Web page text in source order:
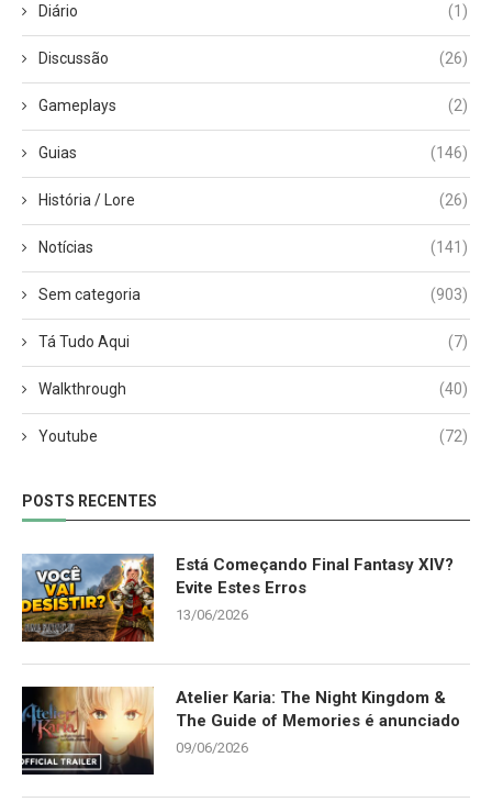
Diário (1)
Discussão (26)
Gameplays (2)
Guias (146)
História / Lore (26)
Notícias (141)
Sem categoria (903)
Tá Tudo Aqui (7)
Walkthrough (40)
Youtube (72)
POSTS RECENTES
Está Começando Final Fantasy XIV?
Evite Estes Erros
13/06/2026
Atelier Karia: The Night Kingdom &
The Guide of Memories é anunciado
09/06/2026